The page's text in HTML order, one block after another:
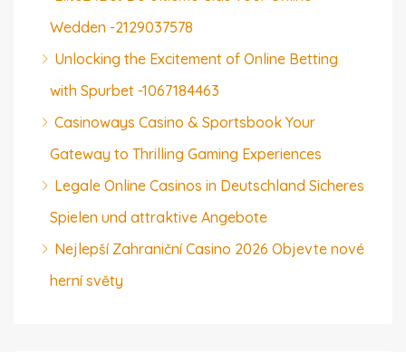
Wedden -2129037578
Unlocking the Excitement of Online Betting
with Spurbet -1067184463
Casinoways Casino & Sportsbook Your
Gateway to Thrilling Gaming Experiences
Legale Online Casinos in Deutschland Sicheres
Spielen und attraktive Angebote
Nejlepší Zahraniční Casino 2026 Objevte nové
herní světy